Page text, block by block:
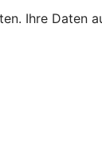
Ihre Daten